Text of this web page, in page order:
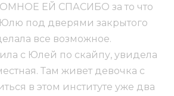
ЕЙ СПАСИБО за то что
под дверями закрытого
все возможное.
с Юлей по скайпу, увидела
Там живет девочка с
в этом институте уже два